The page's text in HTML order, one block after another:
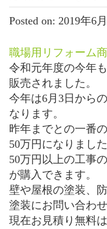
Posted on: 2019年6
職場用リフォーム
令和元年度の今年
販売されました。
今年は6月3日から
なります。
昨年までとの一番
50万円になりました
50万円以上の工事
が購入できます。
壁や屋根の塗装、
塗装にお問い合わせ
現在お見積り無料